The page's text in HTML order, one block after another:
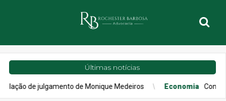
Últimas notícias
de Monique Medeiros Economia Confiança do